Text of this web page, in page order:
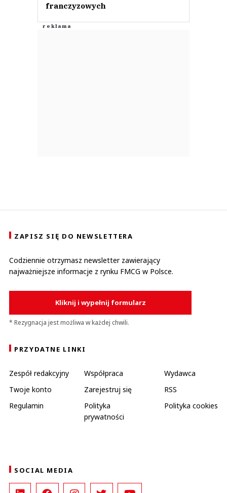
franczyzowych
ZAPISZ SIĘ DO NEWSLETTERA
Codziennie otrzymasz newsletter zawierający
najważniejsze informacje z rynku FMCG w Polsce.
Kliknij i wypełnij formularz
* Rezygnacja jest możliwa w każdej chwili.
PRZYDATNE LINKI
Zespół redakcyjny Współpraca
Wydawca
Twoje konto
Zarejestruj się
RSS
Regulamin
Polityka
prywatności
Polityka cookies
SOCIAL MEDIA